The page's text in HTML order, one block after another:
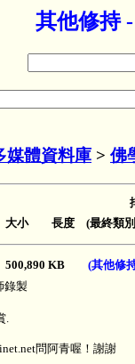
其他修持
媒體資料庫 > 佛
大小 長度 (最終類
500,890 KB (其他修
錄製
.
問阿青喔！謝謝